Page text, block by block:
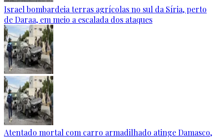
Israel bombardeia terras agrícolas no sul da Síria, perto
de Daraa, em meio a escalada dos ataques
Atentado mortal com carro armadilhado atinge Damasco,